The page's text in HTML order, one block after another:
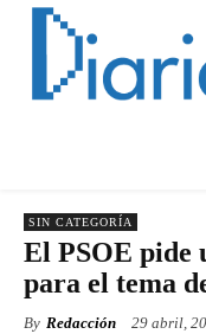
SIN CATEGORÍA
El PSOE pide
para el tema
By Redacción 29 abril,